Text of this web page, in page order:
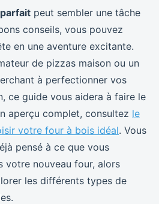
peut sembler une tâche
conseils, vous pouvez
en une aventure excitante.
de pizzas maison ou un
à perfectionner vos
ce guide vous aidera à faire le
aperçu complet, consultez le
votre four à bois idéal. Vous
pensé à ce que vous
votre nouveau four, alors
les différents types de